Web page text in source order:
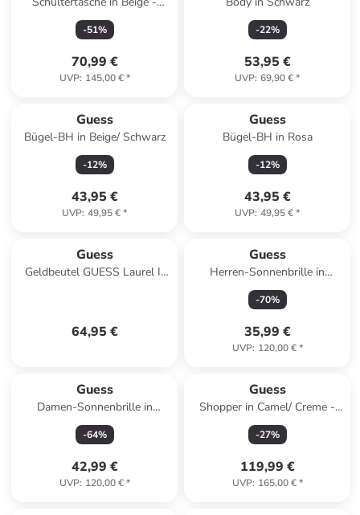
(B)22 x (H)18 x (T)10 cm
-51%
70,99 €
UVP: 145,00 €*
-22%
53,95 €
UVP: 69,90 €*
Guess
Bügel-BH in Beige/ Schwarz
-12%
43,95 €
UVP: 49,95 €*
Guess
Bügel-BH in Rosa
-12%
43,95 €
UVP: 49,95 €*
Guess
Geldbeutel GUESS Laurel II
64,95 €
Guess
Herren-Sonnenbrille in
Schwarz/ Dunkelblau
-70%
35,99 €
UVP: 120,00 €*
Guess
Damen-Sonnenbrille in
Schwarz-Gold/ Schwarz
-64%
42,99 €
UVP: 120,00 €*
Guess
Shopper in Camel/ Creme -
(B)41 x (H)34 x (T)14 cm
-27%
119,99 €
UVP: 165,00 €*